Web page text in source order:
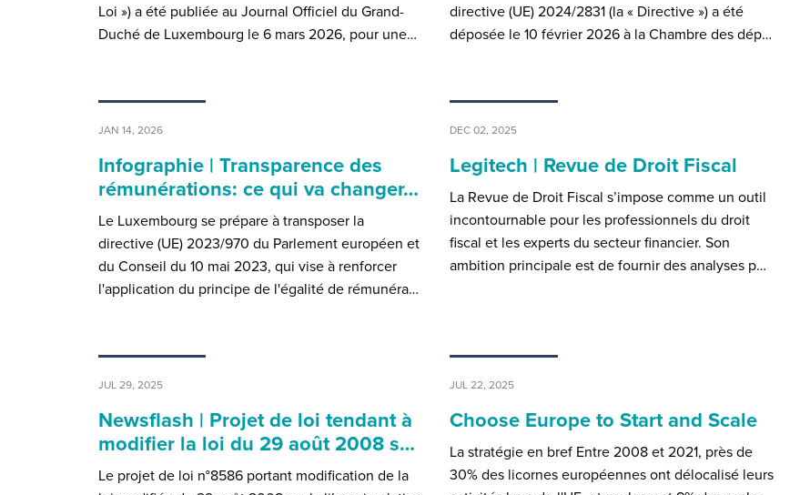
Loi ») a été publiée au Journal Officiel du Grand-
Duché de Luxembourg le 6 mars 2026, pour une…
directive (UE) 2024/2831 (la « Directive ») a été
déposée le 10 février 2026 à la Chambre des dép…
JAN 14, 2026
Infographie | Transparence des
rémunérations: ce qui va changer…
Le Luxembourg se prépare à transposer la
directive (UE) 2023/970 du Parlement européen et
du Conseil du 10 mai 2023, qui vise à renforcer
l'application du principe de l'égalité de rémunéra…
DEC 02, 2025
Legitech | Revue de Droit Fiscal
La Revue de Droit Fiscal s’impose comme un outil
incontournable pour les professionnels du droit
fiscal et les experts du secteur financier. Son
ambition principale est de fournir des analyses p…
JUL 29, 2025
Newsflash | Projet de loi tendant à
modifier la loi du 29 août 2008 s…
Le projet de loi n°8586 portant modification de la
JUL 22, 2025
Choose Europe to Start and Scale
La stratégie en bref Entre 2008 et 2021, près de
30% des licornes européennes ont délocalisé leurs